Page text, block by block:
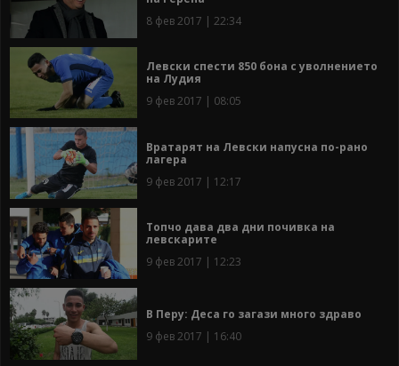
8 фев 2017 | 22:34
Левски спести 850 бона с уволнението
на Лудия
9 фев 2017 | 08:05
Вратарят на Левски напусна по-рано
лагера
9 фев 2017 | 12:17
Топчо дава два дни почивка на
левскарите
9 фев 2017 | 12:23
В Перу: Деса го загази много здраво
9 фев 2017 | 16:40